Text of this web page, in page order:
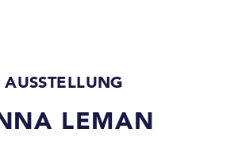
AUSSTELLUNG
LEMAN